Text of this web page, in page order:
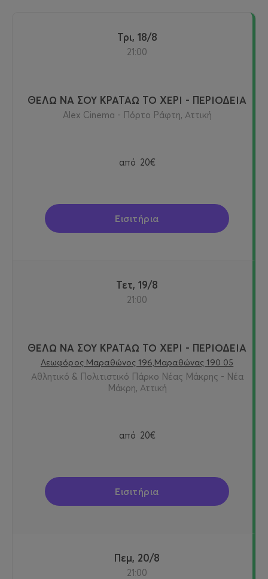
Τρι, 18/8
21:00
ΘΕΛΩ ΝΑ ΣΟΥ ΚΡΑΤΑΩ ΤΟ ΧΕΡΙ - ΠΕΡΙΟΔΕΙΑ
Alex Cinema - Πόρτο Ράφτη, Αττική
από 20€
Εισιτήρια
Τετ, 19/8
21:00
ΘΕΛΩ ΝΑ ΣΟΥ ΚΡΑΤΑΩ ΤΟ ΧΕΡΙ - ΠΕΡΙΟΔΕΙΑ
Λεωφόρος Μαραθώνος 196,Μαραθώνας 190 05
Αθλητικό & Πολιτιστικό Πάρκο Νέας Μάκρης - Νέα
Μάκρη, Αττική
από 20€
Εισιτήρια
Πεμ, 20/8
21:00